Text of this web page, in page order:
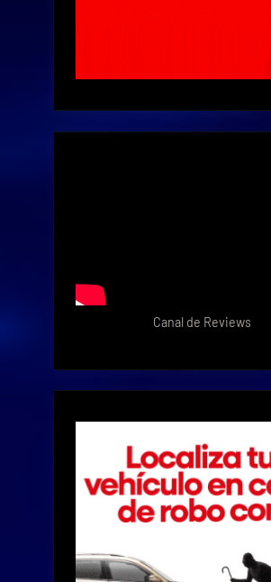
Canal de Reviews